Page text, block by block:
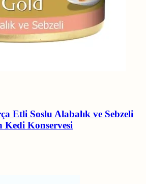
Etli Soslu Alabalık ve Sebzeli
Kedi Konservesi